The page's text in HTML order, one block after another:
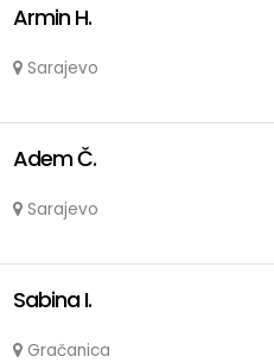
Armin H.
Sarajevo
Adem Č.
Sarajevo
Sabina I.
Gračanica